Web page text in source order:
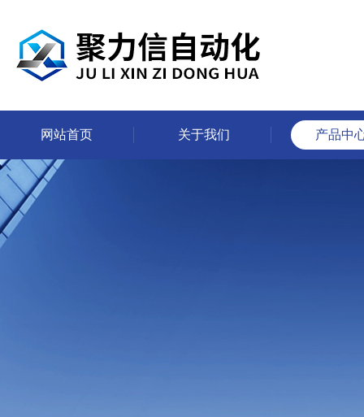
网站首页 关于我们 产品中